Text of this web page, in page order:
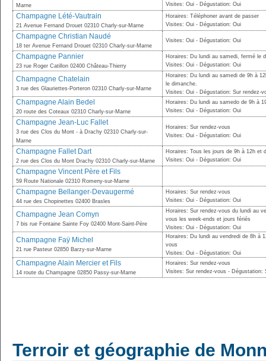
Marne
Visites: Oui - Dégustation: Oui
Champagne Lété-Vautrain
21 Avenue Fernand Drouet 02310 Charly-sur-Marne
Horaires: Téléphoner avant de passer
Visites: Oui - Dégustation: Oui
Champagne Christian Naudé
18 ter Avenue Fernand Drouet 02310 Charly-sur-Marne
Visites: Oui - Dégustation: Oui
Champagne Pannier
23 rue Roger Catillon 02400 Château-Thierry
Horaires: Du lundi au samedi, fermé le
Visites: Oui - Dégustation: Oui
Champagne Chatelain
3 rue des Glauriettes-Porteron 02310 Charly-sur-Marne
Horaires: Du lundi au samedi de 9h à
le dimanche.
Visites: Oui - Dégustation: Sur rendez-
Champagne Alain Bedel
20 route des Coteaux 02310 Charly-sur-Marne
Horaires: Du lundi au samedo de 9h à
Visites: Oui - Dégustation: Oui
Champagne Jean-Luc Fallet
3 rue des Clos du Mont - à Drachy 02310 Charly-sur-
Marne
Horaires: Sur rendez-vous
Visites: Oui - Dégustation: Oui
Champagne Fallet Dart
2 rue des Clos du Mont Drachy 02310 Charly-sur-Marne
Horaires: Tous les jours de 9h à 12h et
Visites: Oui - Dégustation: Oui
Champagne Vincent Père et Fils
59 Route Nationale 02310 Romeny-sur-Marne
Champagne Bellanger-Devaugermé
44 rue des Chopinettes 02400 Brasles
Horaires: Sur rendez-vous
Visites: Oui - Dégustation: Oui
Champagne Jean Comyn
7 bis rue Fontaine Sainte Foy 02400 Mont-Saint-Père
Horaires: Sur rendez-vous du lundi au
vous les week-ends et jours fériés
Visites: Oui - Dégustation: Oui
Champagne Faÿ Michel
21 rue Pasteur 02850 Barzy-sur-Marne
Horaires: Du lundi au vendredi de 8h à
vous
Visites: Oui - Dégustation: Oui
Champagne Alain Mercier et Fils
14 route du Champagne 02850 Passy-sur-Marne
Horaires: Sur rendez-vous
Visites: Sur rendez-vous - Dégustation:
Terroir et géographie de